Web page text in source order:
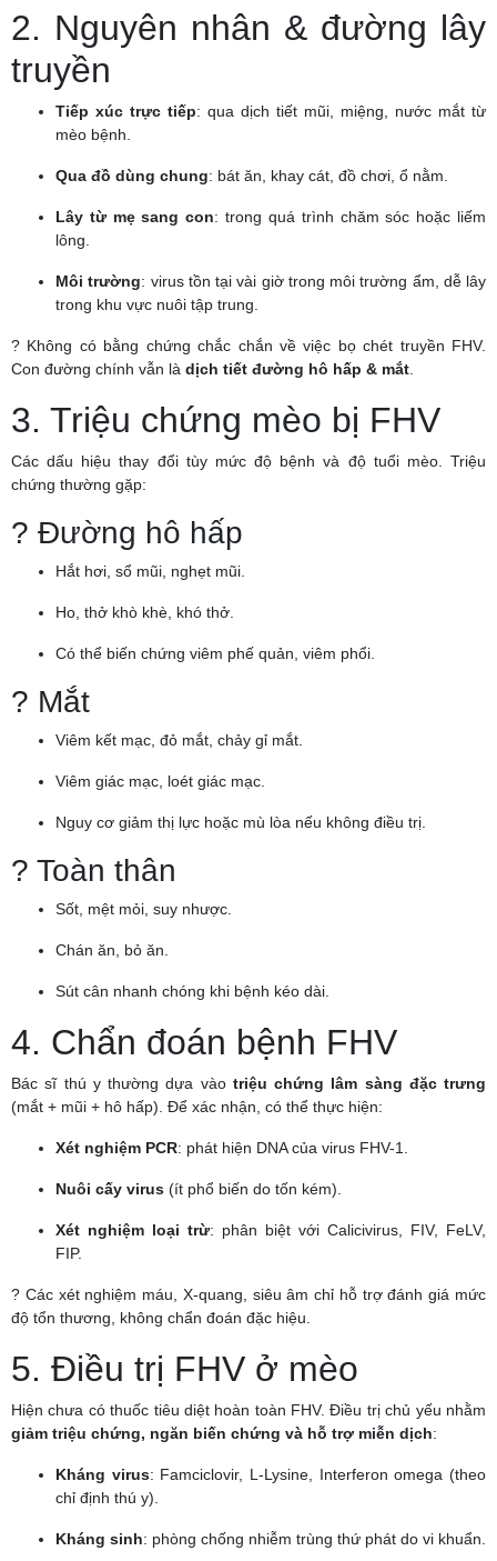
2. Nguyên nhân & đường lây
truyền
Tiếp xúc trực tiếp: qua dịch tiết mũi, miệng, nước mắt từ
mèo bệnh.
Qua đồ dùng chung: bát ăn, khay cát, đồ chơi, ổ nằm.
Lây từ mẹ sang con: trong quá trình chăm sóc hoặc liếm
lông.
Môi trường: virus tồn tại vài giờ trong môi trường ẩm, dễ lây
trong khu vực nuôi tập trung.
? Không có bằng chứng chắc chắn về việc bọ chét truyền FHV.
Con đường chính vẫn là dịch tiết đường hô hấp & mắt
3. Triệu chứng mèo bị FHV
Các dấu hiệu thay đổi tùy mức độ bệnh và độ tuổi mèo. Triệu
chứng thường gặp:
? Đường hô hấp
Hắt hơi, sổ mũi, nghẹt mũi.
Ho, thở khò khè, khó thở.
Có thể biến chứng viêm phế quản, viêm phổi.
? Mắt
Viêm kết mạc, đỏ mắt, chảy gỉ mắt.
Viêm giác mạc, loét giác mạc.
Nguy cơ giảm thị lực hoặc mù lòa nếu không điều trị.
? Toàn thân
Sốt, mệt mỏi, suy nhược.
Chán ăn, bỏ ăn.
Sút cân nhanh chóng khi bệnh kéo dài.
4. Chẩn đoán bệnh FHV
Bác sĩ thú y thường dựa vào triệu chứng lâm sàng đặc trưng
(mắt + mũi + hô hấp). Để xác nhận, có thể thực hiện:
Xét nghiệm PCR: phát hiện DNA của virus FHV-1.
Nuôi cấy virus (ít phổ biến do tốn kém).
Xét nghiệm loại trừ: phân biệt với Calicivirus, FIV, FeLV,
FIP.
? Các xét nghiệm máu, X-quang, siêu âm chỉ hỗ trợ đánh giá mức
độ tổn thương, không chẩn đoán đặc hiệu.
5. Điều trị FHV ở mèo
Hiện chưa có thuốc tiêu diệt hoàn toàn FHV. Điều trị chủ yếu nhằm
giảm triệu chứng, ngăn biến chứng và hỗ trợ miễn dịch:
Kháng virus: Famciclovir, L-Lysine, Interferon omega (theo
chỉ định thú y).
Kháng sinh: phòng chống nhiễm trùng thứ phát do vi khuẩn.